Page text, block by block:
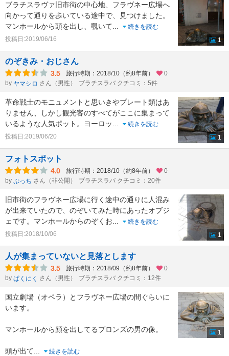
ブラチスラヴァ旧市街の中心地、フラヴネー広場へ
向かって通りを歩いている途中で、見つけました。
マンホールから頭を出し、覗いて
続きを読む
投稿日:2019/06/16
1
のぞきみ・おじさん
3.5 旅行時期：2018/10（約8年前）
0
by ヤマシロ さん（男性） ブラチスラバ クチコミ：5件
革命戦士のモニュメントと思いきやプレート類はあ
りません、しかし観光客のすべてがここに集まって
いるような人気ポット。ヨーロッ
続きを読む
投稿日:2019/06/20
1
フォトスポット
4.0 旅行時期：2018/10（約8年前）
0
by ぷっち さん（非公開） ブラチスラバ クチコミ：20件
旧市街のフラヴネー広場に行く途中の通りに人混み
が出来ていたので、のぞいてみた時にあったオブジ
ェです。マンホールからのぞくお
続きを読む
投稿日:2018/10/06
1
人が集まっていないと見落とします
3.5 旅行時期：2018/09（約8年前）
0
by ぱくにく さん（男性） ブラチスラバ クチコミ：12件
国立劇場（オペラ）とフラヴネー広場の間ぐらいに
います。
マンホールから顔を出してるブロンズの男の像。
頭が出て
続きを読む
1